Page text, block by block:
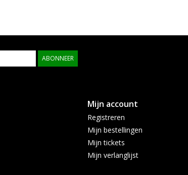
ABONNEER
Mijn account
Registreren
Mijn bestellingen
Mijn tickets
Mijn verlanglijst